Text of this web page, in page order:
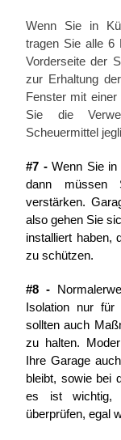
Wenn Sie in
tragen Sie alle 6
Vorderseite der
zur Erhaltung
Fenster mit
Sie die
Scheuermittel
#7 -Wenn Sie in
dann müssen
verstärken.
also gehen Sie
installiert haben,
zu schützen.
#8 -
Isolation nur für
sollten auch
zu halten.
Ihre Garage
bleibt, sowie bei
es ist wichtig,
überprüfen, egal